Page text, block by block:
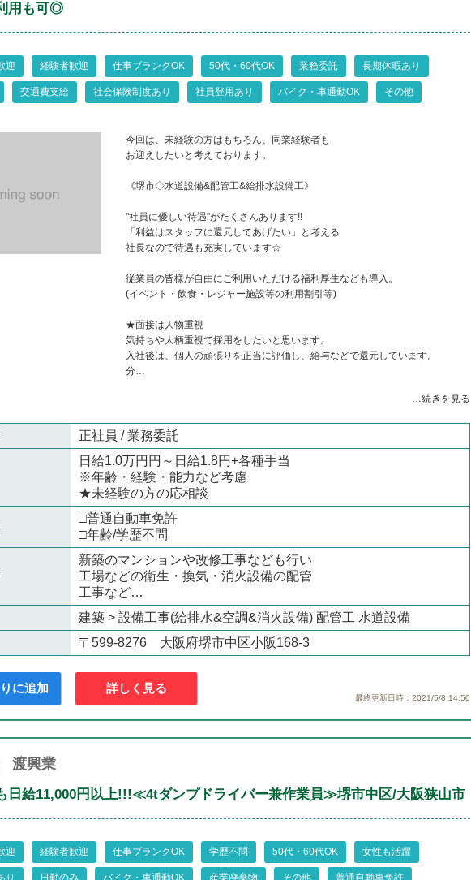
用も可◎
迎 経験者歓迎 仕事ブランクOK 50代・60代OK 業務委託 長期休暇あり
交通費支給 社会保険制度あり 社員登用あり バイク・車通勤OK その他
今回は、未経験の方はもちろん、同業経験者も
お迎えしたいと考えております。
《堺市◇水道設備&配管工&給排水設備工》
"社員に優しい待遇"がたくさんあります!!
「利益はスタッフに還元してあげたい」と考える
社長なので待遇も充実しています☆
従業員の皆様が自由にご利用いただける福利厚生なども導入。
(イベント・飲食・レジャー施設等の利用割引等)
★面接は人物重視
気持ちや人柄重視で採用をしたいと思います。
入社後は、個人の頑張りを正当に評価し、給与などで還元しています。
分…
…続きを見る
正社員 / 業務委託
日給1.0万円円～日給1.8円+各種手当
※年齢・経験・能力など考慮
★未経験の方の応相談
□普通自動車免許
□年齢/学歴不問
新築のマンションや改修工事なども行い
工場などの衛生・換気・消火設備の配管
工事など…
建築 > 設備工事(給排水&空調&消火設備) 配管工 水道設備
〒599-8276 大阪府堺市中区小阪168-3
に追加 詳しく見る
最終更新日時：2021/5/8 14:50
渡興業
日給11,000円以上!!!≪4tダンプドライバー兼作業員≫堺市中区/大阪狭山市
迎 経験者歓迎 仕事ブランクOK 学歴不問 50代・60代OK 女性も活躍
り 日勤のみ バイク・車通勤OK 産業廃棄物 その他 普通自動車免許